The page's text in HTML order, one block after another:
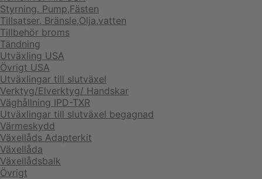
Styrning. Pump,Fästen
Tillsatser. Bränsle,Olja,vatten
Tillbehör broms
Tändning
Utväxling USA
Övrigt USA
Utväxlingar till slutväxel
Verktyg/Elverktyg/ Handskar
Väghållning IPD-TXR
Utväxlingar till slutväxel begagnad
Värmeskydd
Växellåds Adapterkit
Växellåda
Växellådsbalk
Övrigt